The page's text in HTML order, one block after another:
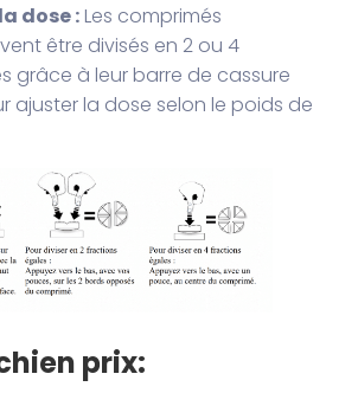
dose : Les comprimés
être divisés en 2 ou 4
grâce à leur barre de cassure
ajuster la dose selon le poids de
prix: